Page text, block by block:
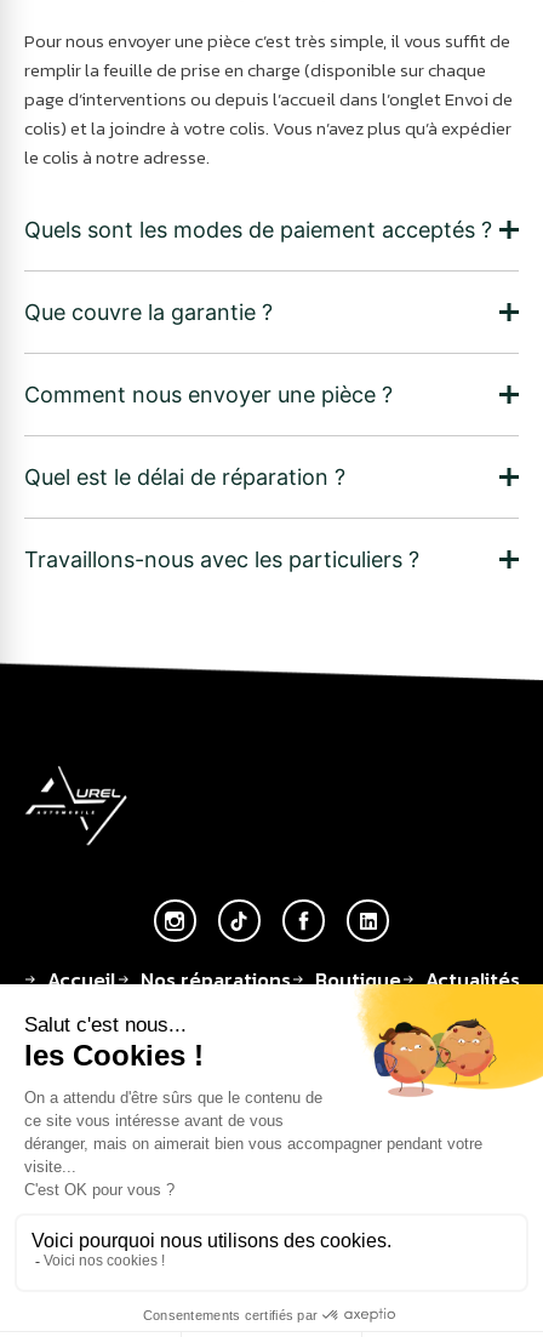
Afficher les filtres
Pour nous envoyer une pièce c’est très simple, il vous suffit de
remplir la feuille de prise en charge (disponible sur chaque
page d’interventions ou depuis l’accueil dans l’onglet Envoi de
colis) et la joindre à votre colis. Vous n’avez plus qu’à expédier
le colis à notre adresse.
Quels sont les modes de paiement acceptés ?
Que couvre la garantie ?
Comment nous envoyer une pièce ?
Quel est le délai de réparation ?
Travaillons-nous avec les particuliers ?
Accueil Nos réparations Boutique
Actualités
À propos de nous
Espace professionnels
Adresse
14, Rue des
Chevries
78410 Aubergenville
92-47-07
automobile.fr
© 2026 Tous droits réservés - AUREL AUTOMOBILE